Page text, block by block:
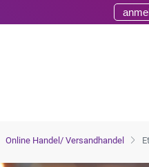
Online Handel/ Versandhandel